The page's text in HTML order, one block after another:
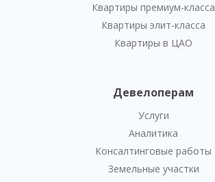
Квартиры премиум-класса
Квартиры элит-класса
Квартиры в ЦАО
Девелоперам
Услуги
Аналитика
Консалтинговые работы
Земельные участки